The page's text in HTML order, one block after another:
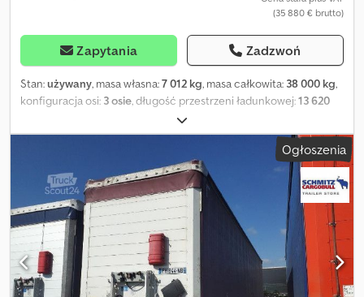
(35 880 € brutto)
Zapytania Zadzwoń
Stan:używany, masa własna:7 012 kg, masa całkowita: 38 000 kg,
konfiguracja osi: 3 osie , długość przestrzeni ładunkowej:13 620
, szerokość przestrzeni ładunkowej:
przestrzeni ładunkowej:2 780 mm, objętość przestrzeni
, rozmiar opony:385/65
, Rok budowy:2025
, typ przekładni:
mechaniczny, Wyposażenie:ABS, windy załadunkowa, Masa
własna: 7012 kg, dopuszczalna masa całkowita: 38000 kg,
mocowanie ładunku z certyfikatem, przestrzeń ładunkowa
(długość x szerokość x wysokość): 13 620 mm x 2480 mm x 2780
mm, rozmiar opony: 385/65 R22.5, certyfikat DIN EN 12642 (kod XL),
objętość przestrzeni ładunkowej: 93 m³, oś 1: , oś 2: , oś 3: ,
zawieszenie pneumatyczne, zabezpieczenie przed wjechaniem
Ogłoszenia